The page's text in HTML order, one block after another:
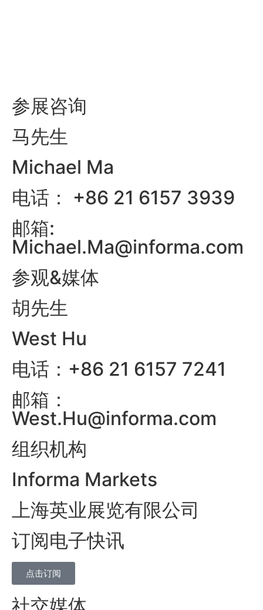
参展咨询
马先生
Michael Ma
电话： +86 21 6157 3939
邮箱:
Michael.Ma@informa.com
参观&媒体
胡先生
West Hu
电话：+86 21 6157 7241
邮箱：
West.Hu@informa.com
组织机构
Informa Markets
上海英业展览有限公司
订阅电子快讯
点击订阅
社交媒体